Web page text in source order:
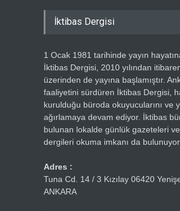
İktibas Dergisi
1 Ocak 1981 tarihinde yayın
İktibas Dergisi, 2010 yılından
üzerinden de yayına başlamıştır.
faaliyetini sürdüren İktibas Dergisi,
kurulduğu büroda okuyucularını ve
ağırlamaya devam ediyor. İktibas
bulunan lokalde günlük gazeteleri
dergileri okuma imkanı da
Adres :
Tuna Cd. 14 / 3 Kızılay 06420
ANKARA